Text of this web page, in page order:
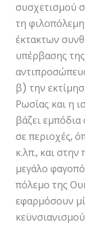
συσχετισμού
τη
έκτακτων
υπέρβασης
β) την
Ρωσίας και η
βάζει
σε περιοχές,
κ.λπ., και
μεγάλο
πόλεμο της
εφαρμόσουν